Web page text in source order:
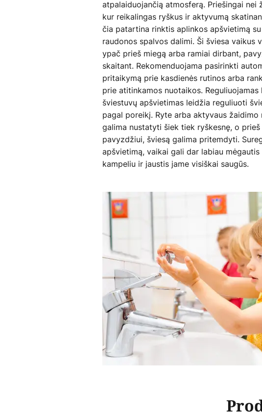
atpalaiduojančią atmosferą. Priešingai nei
kur reikalingas ryškus ir aktyvumą
čia patartina rinktis aplinkos apšvietimą
raudonos spalvos dalimi. Ši šviesa vaikus
ypač prieš miegą arba ramiai dirbant,
skaitant. Rekomenduojama pasirinkti
pritaikymą prie kasdienės rutinos arba
prie atitinkamos nuotaikos. Reguliuojamas
šviestuvų apšvietimas leidžia reguliuoti
pagal poreikį. Ryte arba aktyvaus žaidimo
galima nustatyti šiek tiek ryškesnę, o
pavyzdžiui, šviesą galima pritemdyti.
apšvietimą, vaikai gali dar labiau mėgautis
kampeliu ir jaustis jame visiškai saugūs.